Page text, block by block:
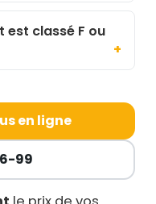
est classé F ou
en ligne
99